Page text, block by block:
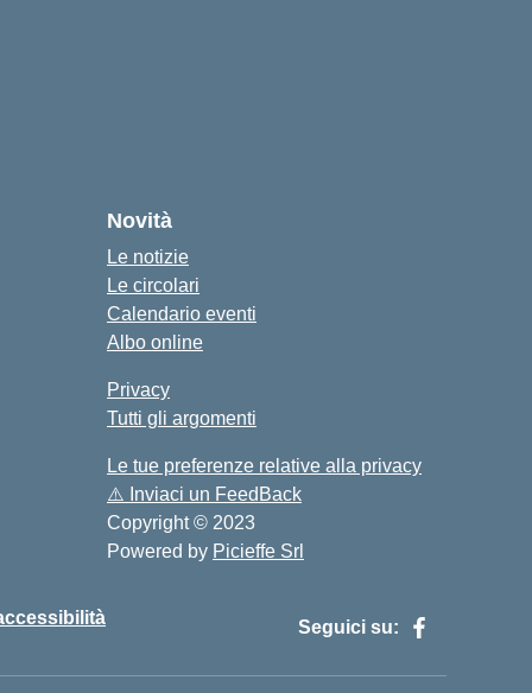
Novità
Le notizie
Le circolari
Calendario eventi
Albo online
Privacy
Tutti gli argomenti
Le tue preferenze relative alla privacy
⚠️ Inviaci un FeedBack
Copyright © 2023
Powered by Picieffe Srl
Seguici su: